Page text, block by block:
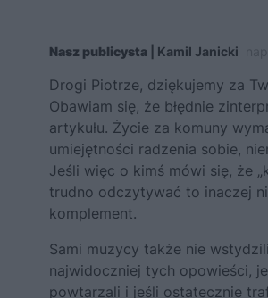
Nasz publicysta | Kamil Janicki
Drogi Piotrze, dziękujemy za
Obawiam się, że błędnie
artykułu. Życie za komuny
umiejętności radzenia sobie,
Jeśli więc o kimś mówi się, że
trudno odczytywać to inaczej
komplement.
Sami muzycy także nie
najwidoczniej tych opowieści,
powtarzali i jeśli ostatecznie